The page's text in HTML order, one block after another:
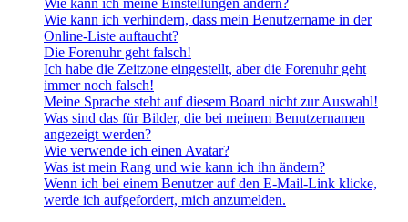
Wie kann ich meine Einstellungen ändern?
Wie kann ich verhindern, dass mein Benutzername in der
Online-Liste auftaucht?
Die Forenuhr geht falsch!
Ich habe die Zeitzone eingestellt, aber die Forenuhr geht
immer noch falsch!
Meine Sprache steht auf diesem Board nicht zur Auswahl!
Was sind das für Bilder, die bei meinem Benutzernamen
angezeigt werden?
Wie verwende ich einen Avatar?
Was ist mein Rang und wie kann ich ihn ändern?
Wenn ich bei einem Benutzer auf den E-Mail-Link klicke,
werde ich aufgefordert, mich anzumelden.